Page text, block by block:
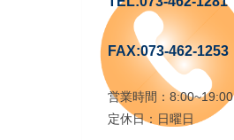
FAX:073-462-1253
営業時間：8:00~19:00
定休日：日曜日